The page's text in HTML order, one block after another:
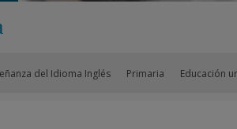
del Idioma Inglés Primaria Educación